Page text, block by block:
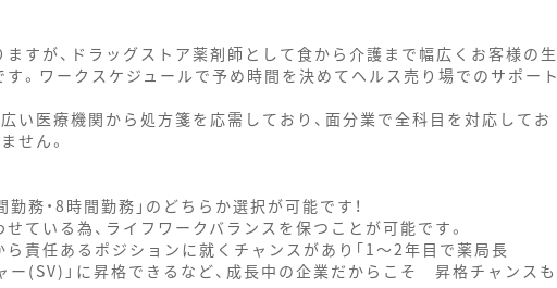
すが、ドラッグストア薬剤師として食から介護まで幅広くお客様の生
。ワークスケジュールで予め時間を決めてヘルス売り場でのサポート
い医療機関から処方箋を応需しており、面分業で全科目を対応してお
せん。
務・8時間勤務｣のどちらか選択が可能です！
ている為、ライフワークバランスを保つことが可能です。
責任あるポジションに就くチャンスがあり｢1～2年目で薬局長
(SV)」に昇格できるなど、成長中の企業だからこそ 昇格チャンスも